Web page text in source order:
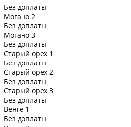
Без доплаты
Могано 2
Без доплаты
Могано 3
Без доплаты
Старый орех 1
Без доплаты
Старый орех 2
Без доплаты
Старый орех 3
Без доплаты
Венге 1
Без доплаты